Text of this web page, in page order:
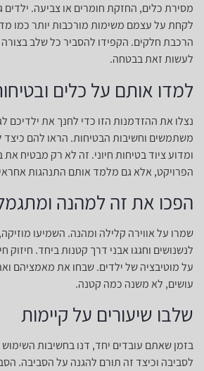
מסירת כלים, החזקת חומרים או צביעה. ילדים
לקחת על עצמם משימות מורכבות יותר כמו
הרכבת חלקים. הקפידו להסביר כל שלב בצורה
לעשות זאת בבטחה.
למדו אותם על כלים
נצלו את ההזדמנות הזו כדי לחנך את ילדיכם
משתמשים וחשיבות הבטיחות. הראו להם כיצד
ומדוע ציוד בטיחות חיוני. זה לא רק מבטיח
הפרויקט, אלא גם מלמד אותם התנהגות
הפכו את זה למהנה
שמרו על אווירה קלילה ומהנה. השמיעו
לנשנושים וחגגו אבני דרך קטנות ביחד. חיזוק
על מוטיבציה של ילדים. שבחו את מאמציהם
עושים, לא משנה כמה קטנה.
שלבו שיעורים על קיימות
בזמן שאתם עובדים יחד, דנו בחשיבות השימוש
לסביבה וכיצד זה תורם להגנה על הסביבה.